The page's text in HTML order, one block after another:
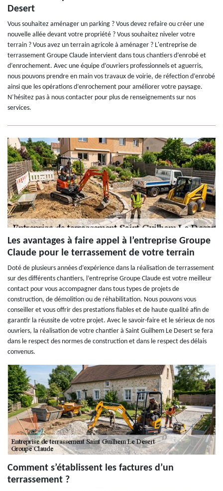
Desert
Vous souhaitez aménager un parking ? Vous devez refaire ou créer une
nouvelle allée devant votre propriété ? Vous souhaitez niveler votre
terrain ? Vous avez un terrain agricole à aménager ? L'entreprise de
terrassement Groupe Claude intervient dans tous chantiers d’enrobé et
d’enrochement. Avec une équipe d’ouvriers professionnels et aguerris,
nous pouvons prendre en main vos travaux de voirie, de réfection d’enrobé
ainsi que les opérations d’enrochement pour améliorer votre paysage.
N’hésitez pas à nous contacter pour plus de renseignements sur nos
services.
Les avantages à faire appel à l’entreprise Groupe
Claude pour le terrassement de votre terrain
Doté de plusieurs années d’expérience dans la réalisation de terrassement
sur des différents chantiers, l’entreprise Groupe Claude est votre meilleur
contact pour vous accompagner dans tous types de projets de
construction, de démolition ou de réhabilitation. Nous pouvons vous
conseiller et vous offrir des prestations fiables et de haute qualité afin de
garantir la réussite de votre projet. Avec le savoir-faire et le sérieux de nos
ouvriers, la réalisation de votre chantier à Saint Guilhem Le Desert se fera
dans le respect des normes de construction et dans le respect des délais
convenus.
Comment s’établissent les factures d’un
terrassement ?